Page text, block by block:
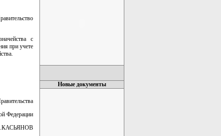
с
при учете
Федерации
Новые документы